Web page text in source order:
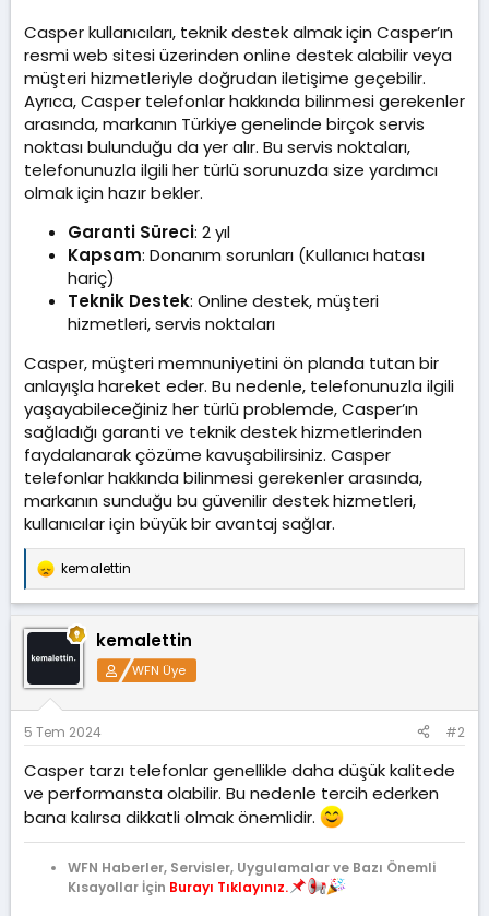
Casper kullanıcıları, teknik destek almak için Casper’ın
resmi web sitesi üzerinden online destek alabilir veya
müşteri hizmetleriyle doğrudan iletişime geçebilir.
Ayrıca, Casper telefonlar hakkında bilinmesi gerekenler
arasında, markanın Türkiye genelinde birçok servis
noktası bulunduğu da yer alır. Bu servis noktaları,
telefonunuzla ilgili her türlü sorunuzda size yardımcı
olmak için hazır bekler.
Garanti Süreci: 2 yıl
Kapsam: Donanım sorunları (Kullanıcı hatası
hariç)
Teknik Destek: Online destek, müşteri
hizmetleri, servis noktaları
Casper, müşteri memnuniyetini ön planda tutan bir
anlayışla hareket eder. Bu nedenle, telefonunuzla ilgili
yaşayabileceğiniz her türlü problemde, Casper’ın
sağladığı garanti ve teknik destek hizmetlerinden
faydalanarak çözüme kavuşabilirsiniz. Casper
telefonlar hakkında bilinmesi gerekenler arasında,
markanın sunduğu bu güvenilir destek hizmetleri,
kullanıcılar için büyük bir avantaj sağlar.
T
e
p
k
l
e
:
kemalettin
kemalettin
WFN Üye
5 Tem 2024 #2
Casper tarzı telefonlar genellikle daha düşük kalitede
ve performansta olabilir. Bu nedenle tercih ederken
bana kalırsa dikkatli olmak önemlidir.
WFN Haberler, Servisler, Uygulamalar ve Bazı Önemli
Kısayollar İçin Burayı Tıklayınız.